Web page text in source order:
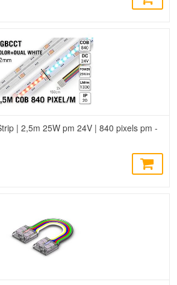
| 2,5m 25W pm 24V | 840 pixels pm -